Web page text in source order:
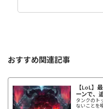
おすすめ関連記事
【LoL】
ーンで、
タンクのト
ないことを